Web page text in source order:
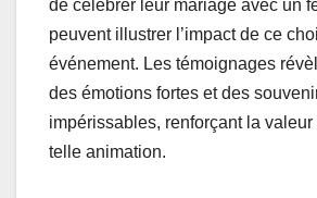
de célébrer leur mariage avec un
peuvent illustrer l’impact de ce
événement. Les témoignages
des émotions fortes et des
impérissables, renforçant la valeur
telle animation.